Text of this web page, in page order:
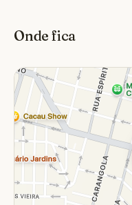
Onde fica